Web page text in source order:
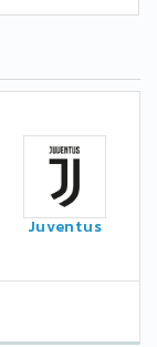
Juventus